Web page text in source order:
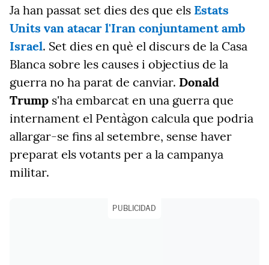
Ja han passat set dies des que els Estats
Units van atacar l'Iran conjuntament amb
Israel. Set dies en què el discurs de la Casa
Blanca sobre les causes i objectius de la
guerra no ha parat de canviar. Donald
Trump s'ha embarcat en una guerra que
internament el Pentàgon calcula que podria
allargar-se fins al setembre, sense haver
preparat els votants per a la campanya
militar.
PUBLICIDAD